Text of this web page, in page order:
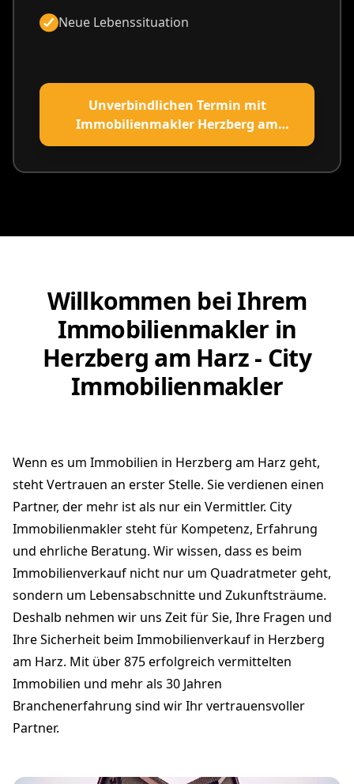
Neue Lebenssituation
Unverbindlichen Termin mit
Immobilienmakler Herzberg am
Harz vereinbaren
Willkommen bei Ihrem
Immobilienmakler in
Herzberg am Harz - City
Immobilienmakler
Wenn es um Immobilien in Herzberg am Harz geht,
steht Vertrauen an erster Stelle. Sie verdienen einen
Partner, der mehr ist als nur ein Vermittler. City
Immobilienmakler steht für Kompetenz, Erfahrung
und ehrliche Beratung. Wir wissen, dass es beim
Immobilienverkauf nicht nur um Quadratmeter geht,
sondern um Lebensabschnitte und Zukunftsträume.
Deshalb nehmen wir uns Zeit für Sie, Ihre Fragen und
Ihre Sicherheit beim Immobilienverkauf in Herzberg
am Harz. Mit über 875 erfolgreich vermittelten
Immobilien und mehr als 30 Jahren
Branchenerfahrung sind wir Ihr vertrauensvoller
Partner.